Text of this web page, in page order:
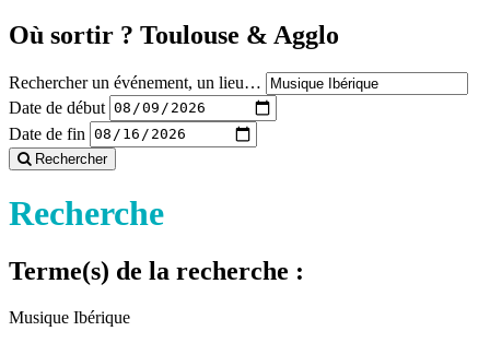
Où sortir ? Toulouse & Agglo
Rechercher un événement, un lieu…
Date de début
Date de fin
Rechercher
Recherche
Terme(s) de la recherche :
Musique Ibérique